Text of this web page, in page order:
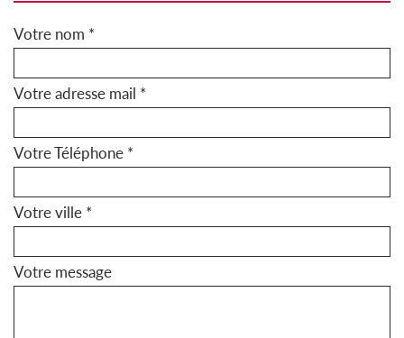
Votre nom *
Votre adresse mail *
Votre Téléphone *
Votre ville *
Votre message